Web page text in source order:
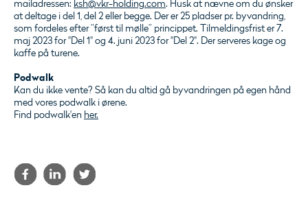
mailadressen: ksh@vkr-holding.com. Husk at nævne om du ønsker
at deltage i del 1, del 2 eller begge. Der er 25 pladser pr. byvandring,
som fordeles efter ”først til mølle” princippet. Tilmeldingsfrist er 7.
maj 2023 for "Del 1" og 4. juni 2023 for "Del 2". Der serveres kage og
kaffe på turene.
Podwalk
Kan du ikke vente? Så kan du altid gå byvandringen på egen hånd
med vores podwalk i ørene.
Find podwalk'en her.